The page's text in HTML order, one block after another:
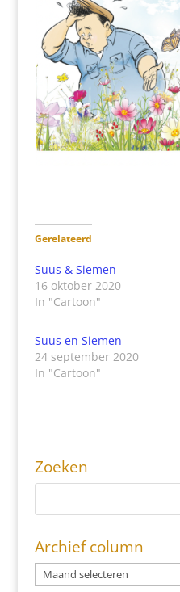
Gerelateerd
Suus & Siemen
16 oktober 2020
In "Cartoon"
Suus en Siemen
24 september 2020
In "Cartoon"
Zoeken
Archief column